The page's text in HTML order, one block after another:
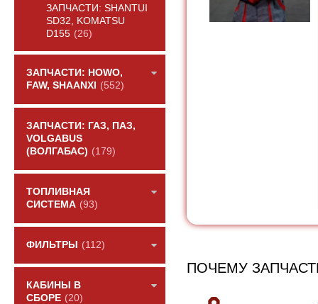
ЗАПЧАСТИ: SHANTUI
SD32, KOMATSU
D155 (26)
ЗАПЧАСТИ: HOWO,
FAW, SHAANXI
(552)
ЗАПЧАСТИ: ГАЗ, ПАЗ,
VOLGABUS
(ВОЛГАБАС) (179)
ТОПЛИВНАЯ
СИСТЕМА (93)
ФИЛЬТРЫ (112)
КАБИНЫ В
СБОРЕ (20)
ПОЧЕМУ